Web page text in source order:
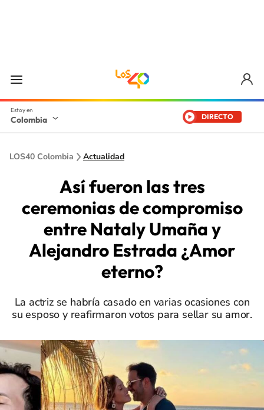
Colombia DIRECTO
LOS40 Colombia Actualidad
Así fueron las tres
ceremonias de compromiso
entre Nataly Umaña y
Alejandro Estrada ¿Amor
eterno?
La actriz se habría casado en varias ocasiones con
su esposo y reafirmaron votos para sellar su amor.